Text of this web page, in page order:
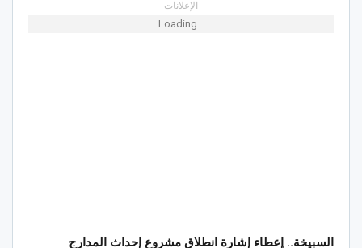
- الإعلانات -
Loading...
السبيخة.. إعطاء إشارة انطلاق مشروع إحداث المدارج